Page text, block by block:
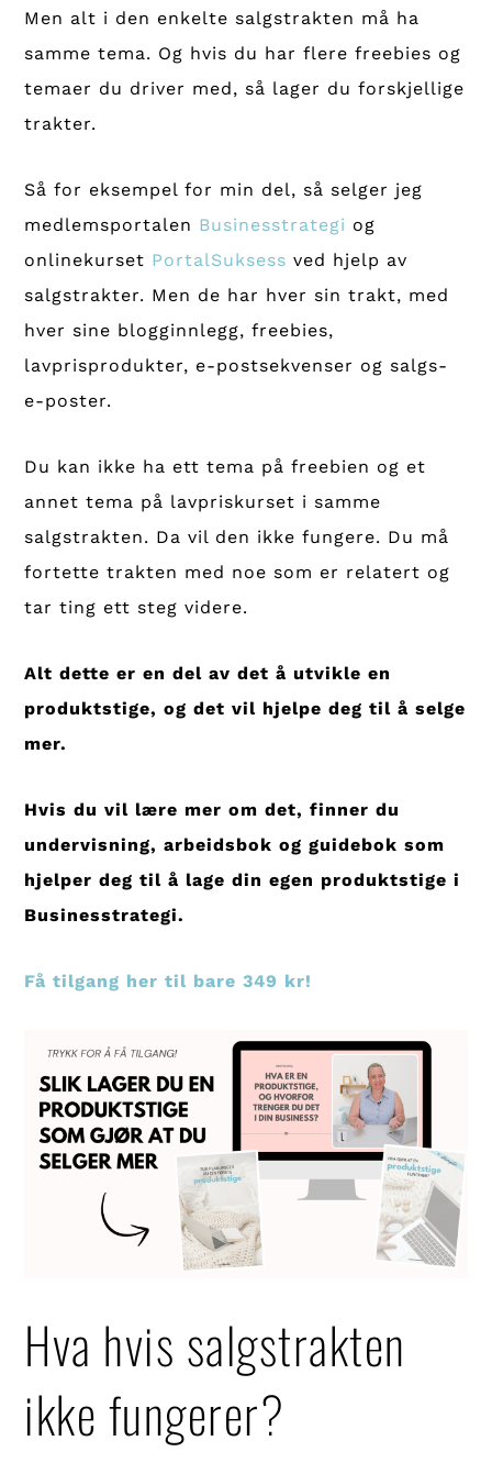
Men alt i den enkelte salgstrakten må ha
samme tema. Og hvis du har flere freebies og
temaer du driver med, så lager du forskjellige
trakter.
Så for eksempel for min del, så selger jeg
medlemsportalen Businesstrategi og
onlinekurset PortalSuksess ved hjelp av
salgstrakter. Men de har hver sin trakt, med
hver sine blogginnlegg, freebies,
lavprisprodukter, e-postsekvenser og salgs-
e-poster.
Du kan ikke ha ett tema på freebien og et
annet tema på lavpriskurset i samme
salgstrakten. Da vil den ikke fungere. Du må
fortette trakten med noe som er relatert og
tar ting ett steg videre.
Alt dette er en del av det å utvikle en
produktstige, og det vil hjelpe deg til å selge
mer.
Hvis du vil lære mer om det, finner du
undervisning, arbeidsbok og guidebok som
hjelper deg til å lage din egen produktstige i
Businesstrategi.
Få tilgang her til bare 349 kr!
Hva hvis salgstrakten
ikke fungerer?